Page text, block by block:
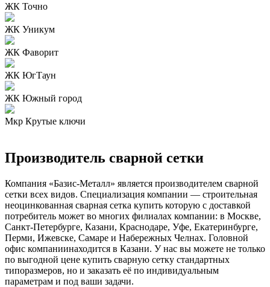
ЖК Точно
ЖК Уникум
ЖК Фаворит
ЖК ЮгТаун
ЖК Южный город
Мкр Крутые ключи
Производитель сварной сетки
Компания «Базис-Металл» является производителем сварной
сетки всех видов. Специализация компании — строительная
неоцинкованная сварная сетка купить которую с доставкой
потребитель может во многих филиалах компании: в Москве,
Санкт-Петербурге, Казани, Краснодаре, Уфе, Екатеринбурге,
Перми, Ижевске, Самаре и Набережных Челнах. Головной
офис компаниинаходится в Казани. У нас вы можете не только
по выгодной цене купить сварную сетку стандартных
типоразмеров, но и заказать её по индивидуальным
параметрам и под ваши задачи.